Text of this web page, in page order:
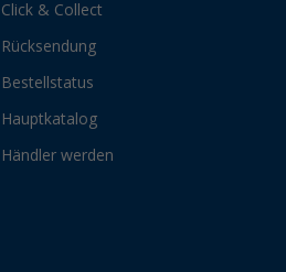
Click & Collect
Rücksendung
Bestellstatus
Hauptkatalog
Händler werden